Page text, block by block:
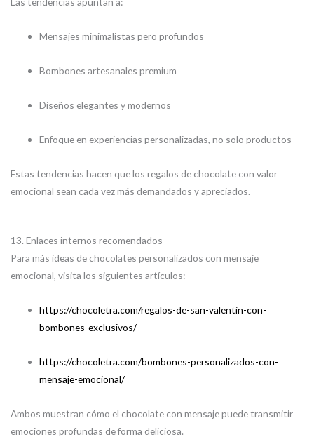
Mensajes minimalistas pero profundos
Bombones artesanales premium
Diseños elegantes y modernos
Enfoque en experiencias personalizadas, no solo productos
Estas tendencias hacen que los regalos de chocolate con valor
emocional sean cada vez más demandados y apreciados.
13. Enlaces internos recomendados
Para más ideas de chocolates personalizados con mensaje
emocional, visita los siguientes artículos:
https://chocoletra.com/regalos-de-san-valentin-con-
bombones-exclusivos/
https://chocoletra.com/bombones-personalizados-con-
mensaje-emocional/
Ambos muestran cómo el chocolate con mensaje puede transmitir
emociones profundas de forma deliciosa.